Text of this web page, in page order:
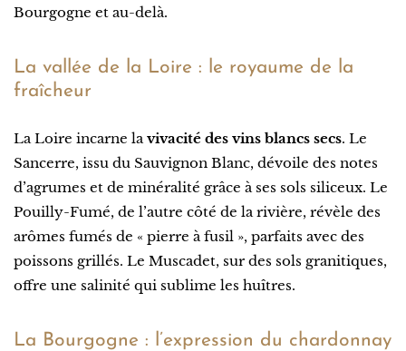
Bourgogne et au-delà.
La vallée de la Loire : le royaume de la
fraîcheur
La Loire incarne la vivacité des vins blancs secs. Le
Sancerre, issu du Sauvignon Blanc, dévoile des notes
d’agrumes et de minéralité grâce à ses sols siliceux. Le
Pouilly-Fumé, de l’autre côté de la rivière, révèle des
arômes fumés de « pierre à fusil », parfaits avec des
poissons grillés. Le Muscadet, sur des sols granitiques,
offre une salinité qui sublime les huîtres.
La Bourgogne : l’expression du chardonnay